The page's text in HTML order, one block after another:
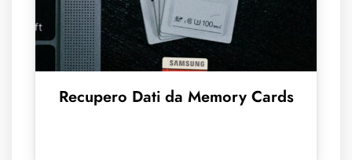
Recupero Dati da Memory Cards